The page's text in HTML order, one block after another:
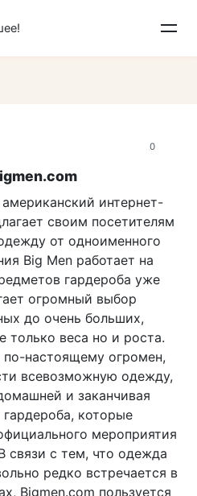
0
интернет-
своим посетителям
от одноименного
Big Men работает на
гардероба уже
огромный выбор
до очень больших,
только веса но и роста.
по-настоящему огромен,
всевозможную одежду,
и заканчивая
которые
мероприятия
связи с тем, что одежда
редко встречается в
Bigmen.com пользуется